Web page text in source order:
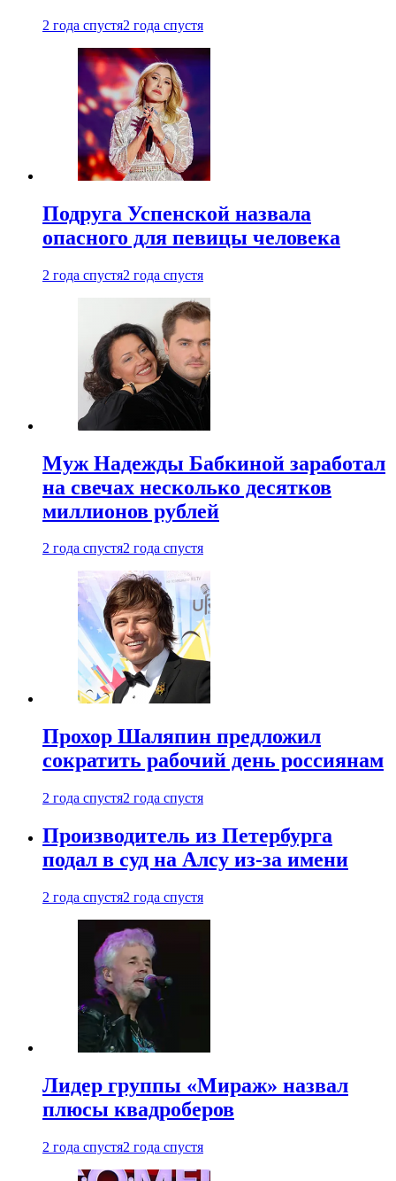
2 года спустя2 года спустя
Подруга Успенской назвала
опасного для певицы человека
2 года спустя2 года спустя
Муж Надежды Бабкиной заработал
на свечах несколько десятков
миллионов рублей
2 года спустя2 года спустя
Прохор Шаляпин предложил
сократить рабочий день россиянам
2 года спустя2 года спустя
Производитель из Петербурга
подал в суд на Алсу из-за имени
2 года спустя2 года спустя
Лидер группы «Мираж» назвал
плюсы квадроберов
2 года спустя2 года спустя